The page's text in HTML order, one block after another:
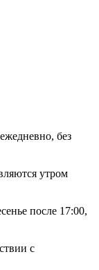
без
утром
после 17:00,
с